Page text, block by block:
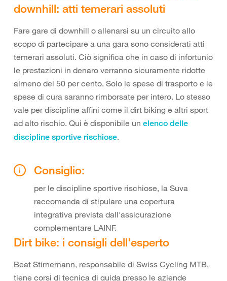
downhill: atti temerari assoluti
Fare gare di downhill o allenarsi su un circuito allo
scopo di partecipare a una gara sono considerati atti
temerari assoluti. Ciò significa che in caso di infortunio
le prestazioni in denaro verranno sicuramente ridotte
almeno del 50 per cento. Solo le spese di trasporto e le
spese di cura saranno rimborsate per intero. Lo stesso
vale per discipline affini come il dirt biking e altri sport
ad alto rischio. Qui è disponibile un elenco delle
discipline sportive rischiose.
Consiglio:
per le discipline sportive rischiose, la Suva
raccomanda di stipulare una copertura
integrativa prevista dall'assicurazione
complementare LAINF.
Dirt bike: i consigli dell'esperto
Beat Stirnemann, responsabile di Swiss Cycling MTB,
tiene corsi di tecnica di guida presso le aziende